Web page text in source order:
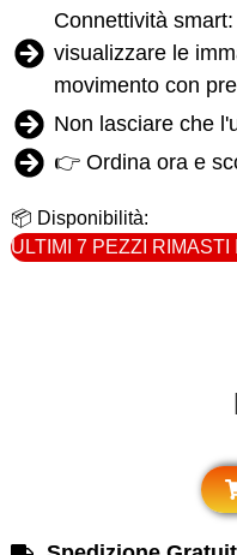
Connettività
visualizzare le
movimento con
Non lasciare che
👉 Ordina ora e
📦 Disponibilità:
ULTIMI 7 PEZZI RIMASTI